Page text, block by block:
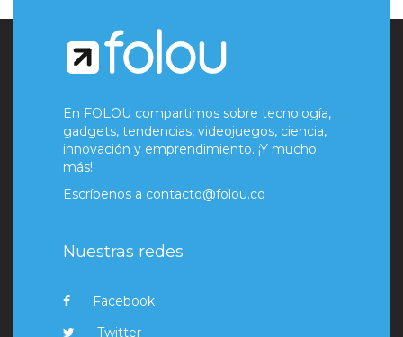
En FOLOU compartimos sobre tecnología,
gadgets, tendencias, videojuegos, ciencia,
innovación y emprendimiento. ¡Y mucho
más!
Escríbenos a contacto@folou.co
Nuestras redes
Facebook
Twitter